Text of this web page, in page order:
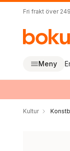
Fri frakt över
Meny
Kultur